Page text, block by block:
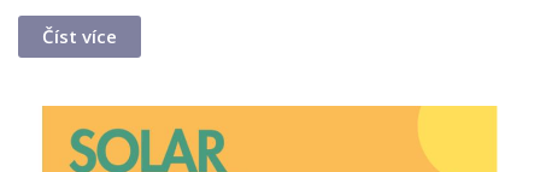
Číst více